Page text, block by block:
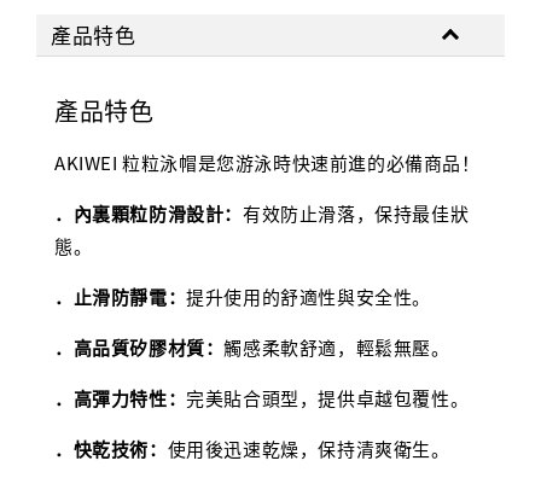
產品特色
產品特色
AKIWEI 粒粒泳帽是您游泳時快速前進的必備商品！
．內裏顆粒防滑設計： 有效防止滑落，保持最佳狀
態。
．止滑防靜電：提升使用的舒適性與安全性。
．高品質矽膠材質：觸感柔軟舒適，輕鬆無壓。
．高彈力特性： 完美貼合頭型，提供卓越包覆性。
．快乾技術： 使用後迅速乾燥，保持清爽衛生。